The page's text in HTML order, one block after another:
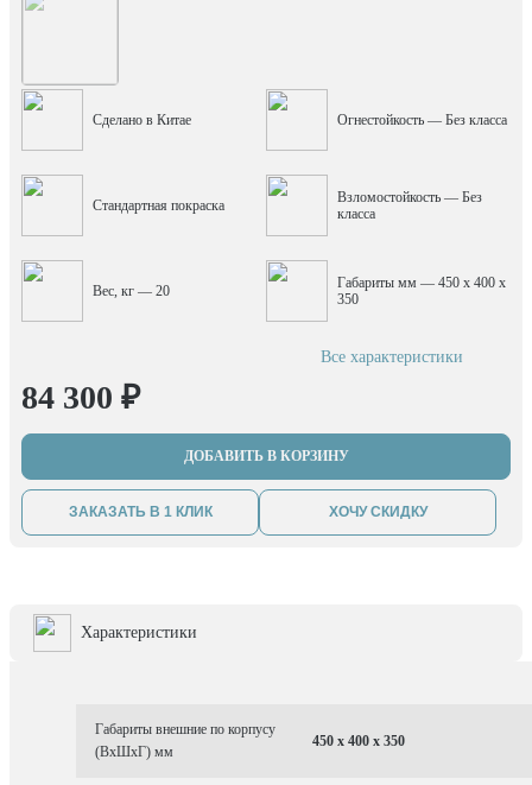
Сделано в Китае Огнестойкость — Без класса
Стандартная покраска
Взломостойкость — Без
класса
Вес, кг — 20
Габариты мм — 450 x 400 x
350
Все характеристики
84 300 ₽
ДОБАВИТЬ В КОРЗИНУ
ЗАКАЗАТЬ В 1 КЛИК ХОЧУ СКИДКУ
Характеристики
Габариты внешние по корпусу
(ВхШхГ) мм
450 x 400 x 350